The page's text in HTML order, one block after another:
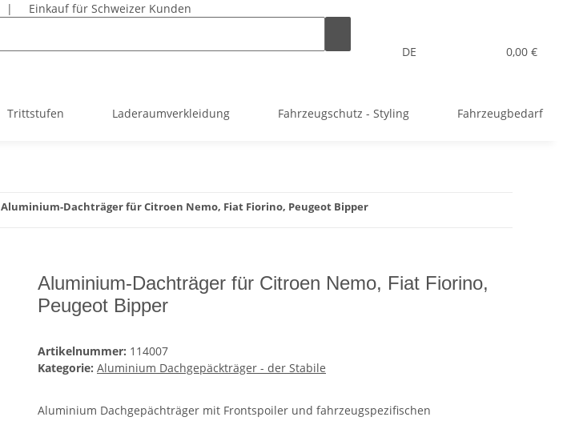
| Einkauf für Schweizer Kunden
DE 0,00 €
Trittstufen Laderaumverkleidung Fahrzeugschutz - Styling Fahrzeugbedarf
Aluminium-Dachträger für Citroen Nemo, Fiat Fiorino, Peugeot Bipper
Aluminium-Dachträger für Citroen Nemo, Fiat Fiorino,
Peugeot Bipper
Artikelnummer: 114007
Kategorie: Aluminium Dachgepäckträger - der Stabile
Aluminium Dachgepächträger mit Frontspoiler und fahrzeugspezifischen